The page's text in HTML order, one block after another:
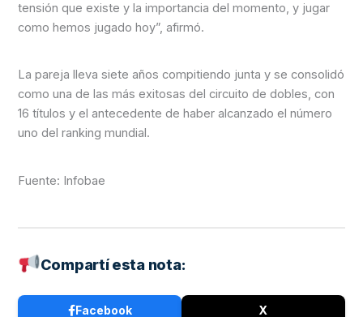
tensión que existe y la importancia del momento, y jugar
como hemos jugado hoy”, afirmó.
La pareja lleva siete años compitiendo junta y se consolidó
como una de las más exitosas del circuito de dobles, con
16 títulos y el antecedente de haber alcanzado el número
uno del ranking mundial.
Fuente: Infobae
Compartí esta nota:
Facebook X